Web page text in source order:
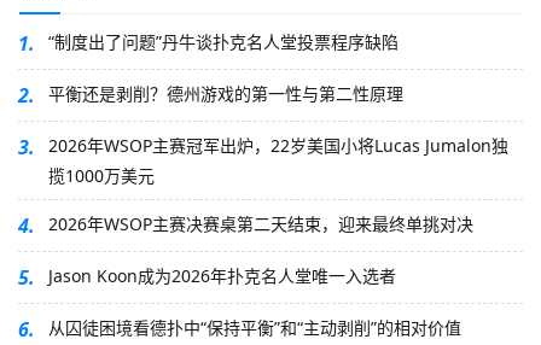
1. “制度出了问题”丹牛谈扑克名人堂投票程序缺陷
2. 平衡还是剥削？德州游戏的第一性与第二性原理
3.
2026年WSOP主赛冠军出炉，22岁美国小将Lucas Jumalon独
揽1000万美元
4. 2026年WSOP主赛决赛桌第二天结束，迎来最终单挑对决
5. Jason Koon成为2026年扑克名人堂唯一入选者
6. 从囚徒困境看德扑中“保持平衡”和“主动剥削”的相对价值